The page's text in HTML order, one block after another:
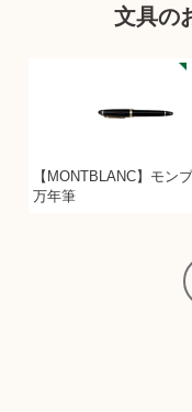
文具の
【MONTBLANC】モン
万年筆